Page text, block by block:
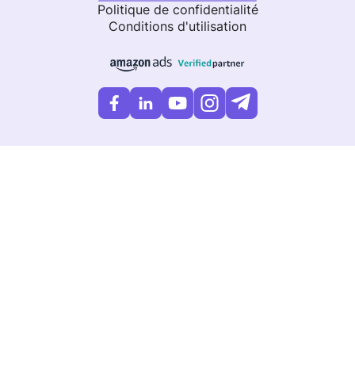
Politique de confidentialité
Conditions d'utilisation